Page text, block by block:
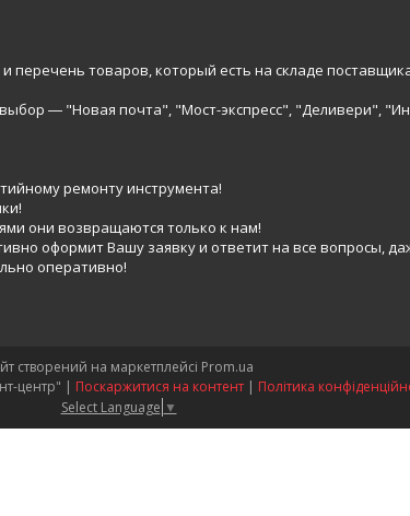
товаров, который есть на складе
― "Новая почта", "Мост-экспресс", "Деливери",
ремонту инструмента!
они возвращаются только к нам!
оформит Вашу заявку и ответит на все вопросы,
оперативно!
створений на маркетплейсі Prom.ua
Интернет-магазин "Инструмент-центр" | Поскаржитися на контент | Політика
Select Language ▼